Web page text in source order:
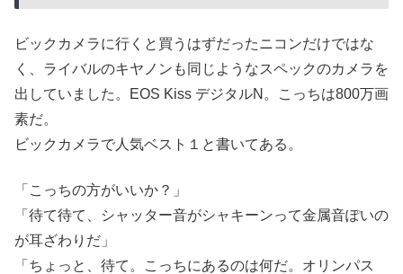
ビックカメラに行くと買うはずだったニコンだけではな
く、ライバルのキヤノンも同じようなスペックのカメラを
出していました。EOS Kiss デジタルN。こっちは800万画
素だ。
ビックカメラで人気ベスト１と書いてある。
「こっちの方がいいか？」
「待て待て、シャッター音がシャキーンって金属音ぽいの
が耳ざわりだ」
「ちょっと、待て。こっちにあるのは何だ。オリンパス